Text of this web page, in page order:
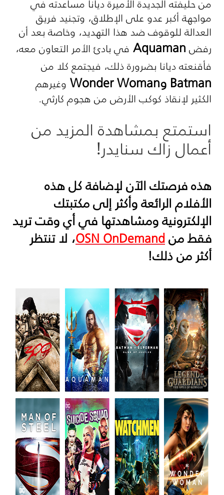
مواجهة أكبر عدو على الإطلاق، وتجنيد فريق
العدالة للوقوف ضد هذا التهديد، وخاصة بعد أن
رفضAquaman في بادئ الأمر التعاون معه،
فأقنعته ديانا بضرورة ذلك، فيجتمع كلا من
BatmanوWonder Woman وغيرهم
الكثير لإنقاذ كوكب الأرض من هجوم كارثي.
استمتع بمشاهدة المزيد من
أعمال زاك سنايدر!
هذه فرصتك الآن لإضافة كل هذه
الأفلام الرائعة وأكثر إلى مكتبتك
الإلكترونية ومشاهدتها في أي وقت تريد
فقط منOSN OnDemand، لا تنتظر
أكثر من ذلك!